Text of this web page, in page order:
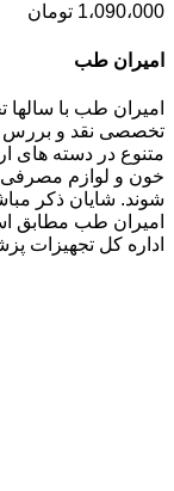
1،090،000 تومان
امیران طب
امیران طب با
تخصصی نقد و
متنوع در دسته های
خون و لوازم
شوند. شایان ذکر
امیران طب مطابق
اداره کل تجهیزات